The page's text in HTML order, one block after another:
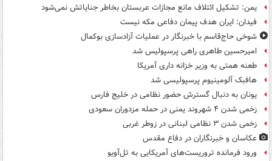
یمن: تشکیل ائتلاف مانع مجازات عربستان بخاطر جنایاتش نمی‌شود
فیدان: ایران هدف پیمان دفاعی مکه نیست
شوخی حاج‌قاسم با خبرنگار در عملیات آزادسازی بوکمال
امیرحسین طاهری راهی پرسپولیس شد
طعنه همتی به وزیر خزانه داری آمریکا
هافبک آلومینیوم پرسپولیسی شد
یونان به دنبال گسترش حضور نظامی در خلیج فارس
زخمی شدن ۴ شهروند یمنی در حمله مزدوران سعودی
زخمی شدن ۳ نظامی لبنانی در زوطر غربی
عکاسان و خبرنگاران در دفاع مقدس
ورود فرمانده تروریست‌های آمریکایی به تل‌آویو